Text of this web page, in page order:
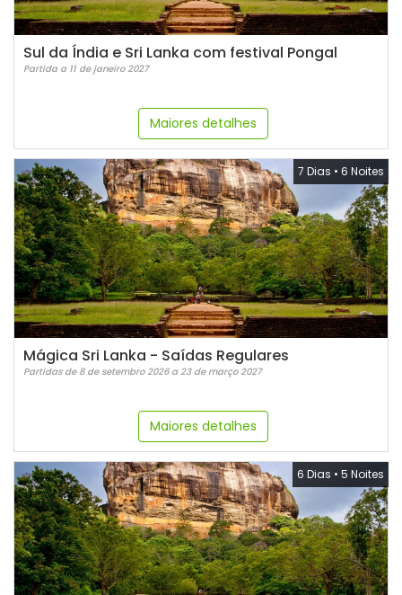
Sul da Índia e Sri Lanka com festival Pongal
Partida a 11 de janeiro 2027
Maiores detalhes
7 Dias • 6 Noites
Mágica Sri Lanka - Saídas Regulares
Partidas de 8 de setembro 2026 a 23 de março 2027
Maiores detalhes
6 Dias • 5 Noites